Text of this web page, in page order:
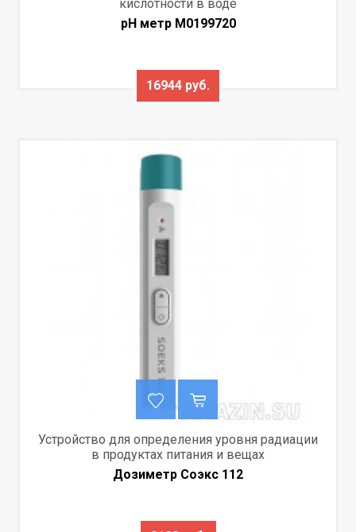
кислотности в воде
pH метр M0199720
16944 руб.
Устройство для определения уровня радиации
в продуктах питания и вещах
Дозиметр Соэкс 112